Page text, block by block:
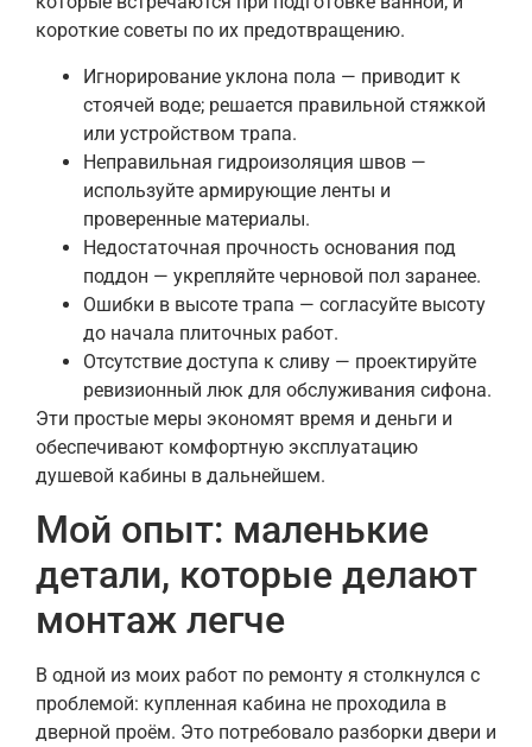
короткие советы по их предотвращению.
Игнорирование уклона пола — приводит к
стоячей воде; решается правильной стяжкой
или устройством трапа.
Неправильная гидроизоляция швов —
используйте армирующие ленты и
проверенные материалы.
Недостаточная прочность основания под
поддон — укрепляйте черновой пол заранее.
Ошибки в высоте трапа — согласуйте высоту
до начала плиточных работ.
Отсутствие доступа к сливу — проектируйте
ревизионный люк для обслуживания сифона.
Эти простые меры экономят время и деньги и
обеспечивают комфортную эксплуатацию
душевой кабины в дальнейшем.
Мой опыт: маленькие
детали, которые делают
монтаж легче
В одной из моих работ по ремонту я столкнулся с
проблемой: купленная кабина не проходила в
дверной проём. Это потребовало разборки двери и